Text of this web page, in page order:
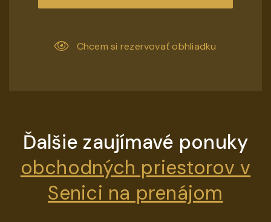
Chcem si rezervovať obhliadku
Ďalšie zaujímavé ponuky
obchodných priestorov v
Senici na prenájom